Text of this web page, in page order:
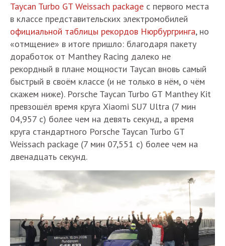
Taycan Turbo GT Weissach package с первого места
в классе представительских электромобилей
официальной таблицы рекордов Нюрбургринга, но
«отмщение» в итоге пришло: благодаря пакету
доработок от Manthey Racing далеко не
рекордный в плане мощности Taycan вновь самый
быстрый в своём классе (и не только в нём, о чём
скажем ниже). Porsche Taycan Turbo GT Manthey Kit
превзошёл время круга Xiaomi SU7 Ultra (7 мин
04,957 с) более чем на девять секунд, а время
круга стандартного Porsche Taycan Turbo GT
Weissach package (7 мин 07,551 с) более чем на
двенадцать секунд.